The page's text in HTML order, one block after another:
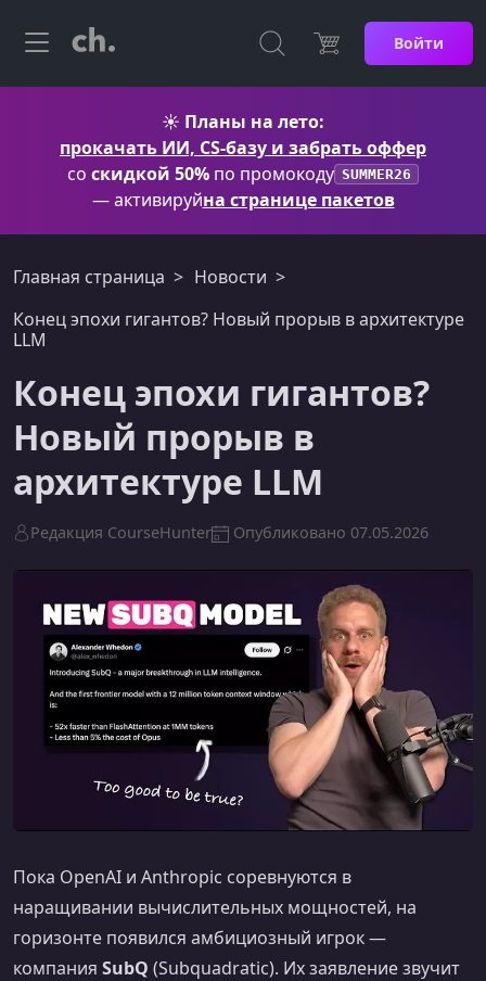
Войти
☀️ Планы на лето:
прокачать ИИ, CS-базу и забрать оффер
со скидкой 50% по промокоду SUMMER26
— активируйна странице пакетов
Главная страница
Новости
Конец эпохи гигантов? Новый прорыв в архитектуре
LLM
Конец эпохи гигантов?
Новый прорыв в
архитектуре LLM
Редакция CourseHunter Опубликовано 07.05.2026
Пока OpenAI и Anthropic соревнуются в
наращивании вычислительных мощностей, на
горизонте появился амбициозный игрок —
компания SubQ (Subquadratic). Их заявление звучит